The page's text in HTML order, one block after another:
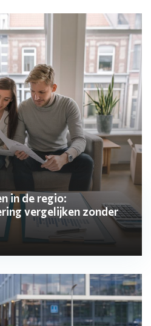
in de regio:
vergelijken zonder